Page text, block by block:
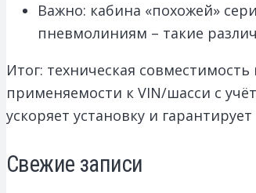
Важно: кабина «похожей»
пневмолиниям – такие
Итог: техническая
применяемости к VIN/шасси с
ускоряет установку и
Свежие записи